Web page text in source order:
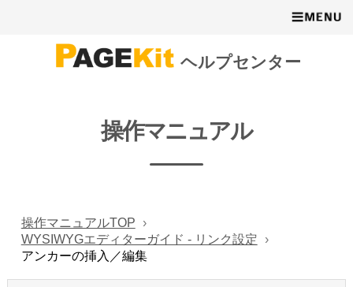
ヘルプセンター
操作マニュアル
操作マニュアルTOP
WYSIWYGエディターガイド - リンク設定
アンカーの挿入／編集